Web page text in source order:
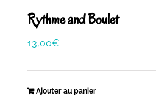
Rythme and Boulet
13,00€
Ajouter au panier